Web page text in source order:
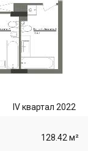
IV квартал 2022
128.42 м²